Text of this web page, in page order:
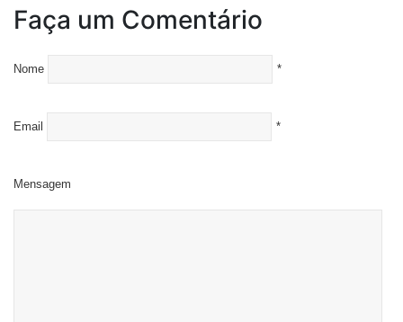
Faça um Comentário
Nome *
Email *
Mensagem